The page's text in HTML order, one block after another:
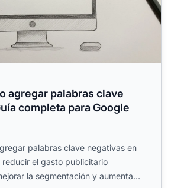
agregar palabras clave
completa para Google
palabras clave negativas en
reducir el gasto publicitario
la segmentación y aumentar